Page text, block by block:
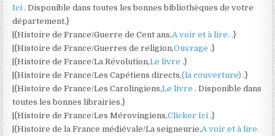
Ici. Disponible dans toutes les bonnes bibliothèques de votre
département.}
|{Histoire de France/Guerre de Cent ans,A voir et à lire..}
|{Histoire de France/Guerres de religion,Ouvrage.}
|{Histoire de France/La Révolution,Le livre.}
|{Histoire de France/Les Capétiens directs,(la couverture).}
|{Histoire de France/Les Carolingiens,Le livre. Disponible dans
toutes les bonnes librairies.}
|{Histoire de France/Les Mérovingiens,Clicker Ici.}
|{Histoire de la France médiévale/La seigneurie,A voir et à lire.